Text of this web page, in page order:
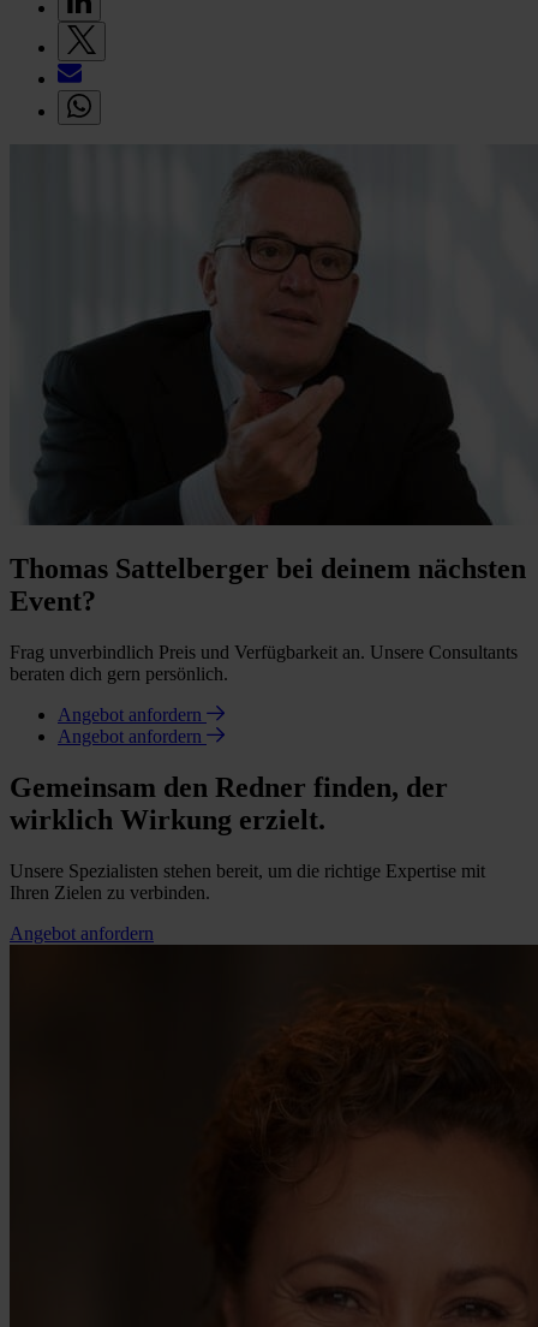
Thomas Sattelberger bei deinem nächsten
Event?
Frag unverbindlich Preis und Verfügbarkeit an. Unsere Consultants
beraten dich gern persönlich.
Angebot anfordern
Angebot anfordern
Gemeinsam den Redner finden, der
wirklich Wirkung erzielt.
Unsere Spezialisten stehen bereit, um die richtige Expertise mit
Ihren Zielen zu verbinden.
Angebot anfordern